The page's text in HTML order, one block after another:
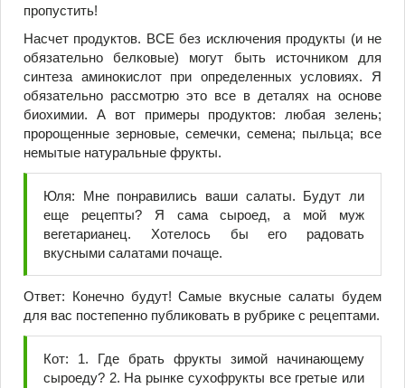
пропустить!
Насчет продуктов. ВСЕ без исключения продукты (и не
обязательно белковые) могут быть источником для
синтеза аминокислот при определенных условиях. Я
обязательно рассмотрю это все в деталях на основе
биохимии. А вот примеры продуктов: любая зелень;
пророщенные зерновые, семечки, семена; пыльца; все
немытые натуральные фрукты.
Юля: Мне понравились ваши салаты. Будут ли
еще рецепты? Я сама сыроед, а мой муж
вегетарианец. Хотелось бы его радовать
вкусными салатами почаще.
Ответ: Конечно будут! Самые вкусные салаты будем
для вас постепенно публиковать в рубрике с рецептами.
Кот: 1. Где брать фрукты зимой начинающему
сыроеду? 2. На рынке сухофрукты все гретые или